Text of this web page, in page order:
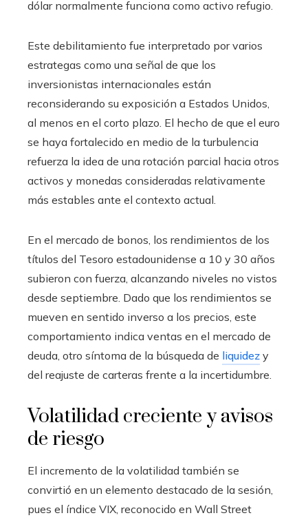
dólar normalmente funciona como activo refugio.
Este debilitamiento fue interpretado por varios
estrategas como una señal de que los
inversionistas internacionales están
reconsiderando su exposición a Estados Unidos,
al menos en el corto plazo. El hecho de que el euro
se haya fortalecido en medio de la turbulencia
refuerza la idea de una rotación parcial hacia otros
activos y monedas consideradas relativamente
más estables ante el contexto actual.
En el mercado de bonos, los rendimientos de los
títulos del Tesoro estadounidense a 10 y 30 años
subieron con fuerza, alcanzando niveles no vistos
desde septiembre. Dado que los rendimientos se
mueven en sentido inverso a los precios, este
comportamiento indica ventas en el mercado de
deuda, otro síntoma de la búsqueda de liquidez y
del reajuste de carteras frente a la incertidumbre.
Volatilidad creciente y avisos
de riesgo
El incremento de la volatilidad también se
convirtió en un elemento destacado de la sesión,
pues el índice VIX, reconocido en Wall Street